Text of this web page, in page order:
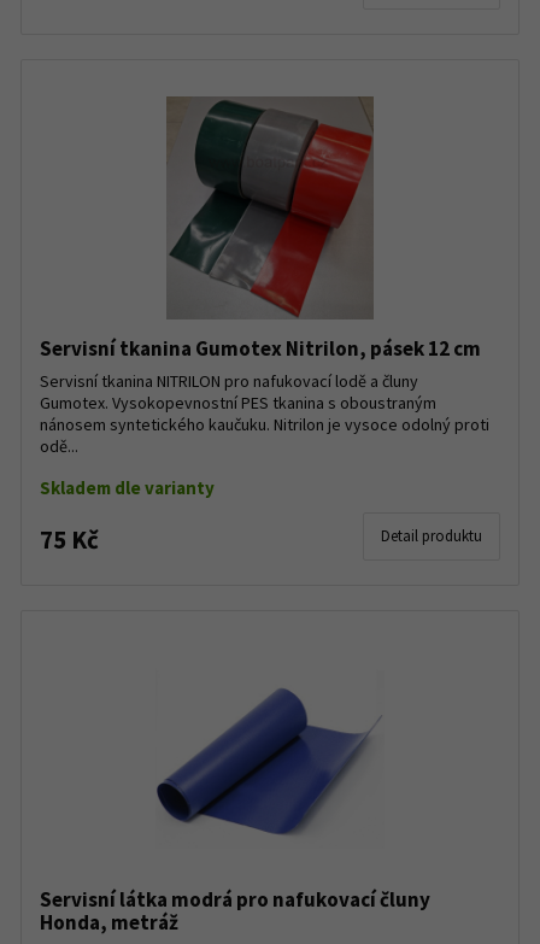
Servisní tkanina Gumotex Nitrilon, pásek 12 cm
Servisní tkanina NITRILON pro nafukovací lodě a čluny
Gumotex. Vysokopevnostní PES tkanina s oboustraným
nánosem syntetického kaučuku. Nitrilon je vysoce odolný proti
odě...
Skladem dle varianty
75 Kč Detail produktu
Servisní látka modrá pro nafukovací čluny
Honda, metráž